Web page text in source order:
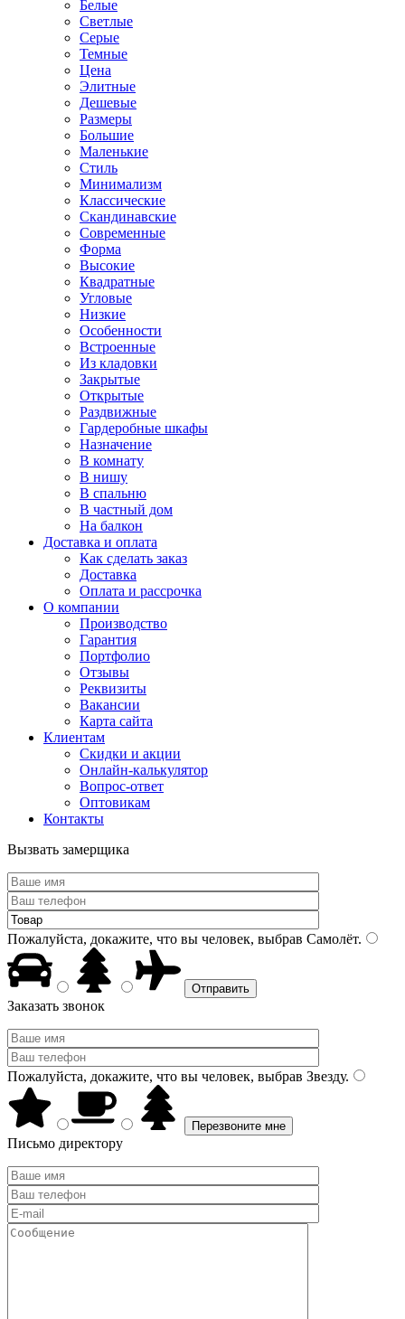
Белые
Светлые
Серые
Темные
Цена
Элитные
Дешевые
Размеры
Большие
Маленькие
Стиль
Минимализм
Классические
Скандинавские
Современные
Форма
Высокие
Квадратные
Угловые
Низкие
Особенности
Встроенные
Из кладовки
Закрытые
Открытые
Раздвижные
Гардеробные шкафы
Назначение
В комнату
В нишу
В спальню
В частный дом
На балкон
Доставка и оплата
Как сделать заказ
Доставка
Оплата и рассрочка
О компании
Производство
Гарантия
Портфолио
Отзывы
Реквизиты
Вакансии
Карта сайта
Клиентам
Скидки и акции
Онлайн-калькулятор
Вопрос-ответ
Оптовикам
Контакты
Вызвать замерщика
Пожалуйста, докажите, что вы человек, выбрав Самолёт.
Заказать звонок
Пожалуйста, докажите, что вы человек, выбрав Звезду.
Письмо директору